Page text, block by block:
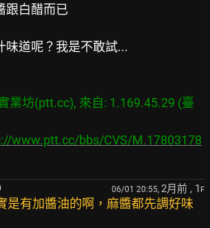
跟白醋而已
味道呢？我是不敢試...
業坊(ptt.cc), 來自: 1.169.45.29 (臺
www.ptt.cc/bbs/CVS/M.17803178
06/01 20:55, 2月前 , 1 F
是有加醬油的啊，麻醬都先調好味